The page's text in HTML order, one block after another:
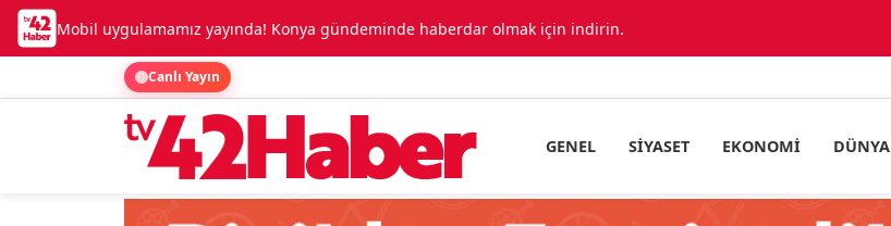
Mobil uygulamamız yayında! Konya gündeminde haberdar olmak için indirin.
Canlı Yayın
GENEL SIYASET EKONOMI DÜNYA